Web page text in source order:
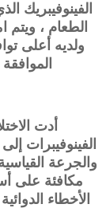
الفينوفيبريك
الطعام ،
ولديه أعلى
أدت
مكافئة على
الأخطاء